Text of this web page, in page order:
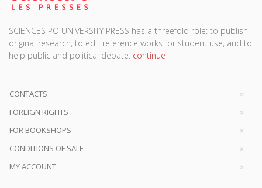
SCIENCES PO UNIVERSITY PRESS has a threefold role: to publish
original research, to edit reference works for student use, and to
help public and political debate. continue
CONTACTS
FOREIGN RIGHTS
FOR BOOKSHOPS
CONDITIONS OF SALE
MY ACCOUNT